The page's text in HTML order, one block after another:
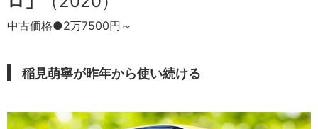
中古価格●2万7500円～
稲見萌寧が昨年から使い続ける